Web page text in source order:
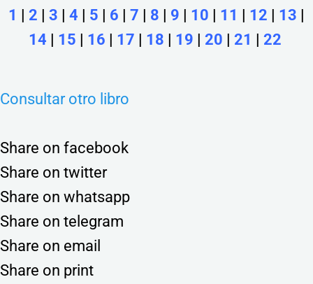
1 | 2 | 3 | 4 | 5 | 6 | 7 | 8 | 9 | 10 | 11 | 12 | 13 |
14 | 15 | 16 | 17 | 18 | 19 | 20 | 21 | 22
Consultar otro libro
Share on facebook
Share on twitter
Share on whatsapp
Share on telegram
Share on email
Share on print